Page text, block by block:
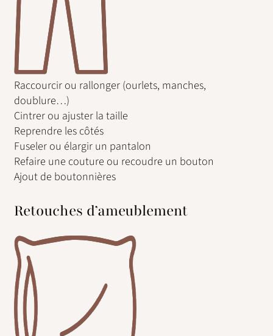
Raccourcir ou rallonger (ourlets, manches,
doublure…)
Cintrer ou ajuster la taille
Reprendre les côtés
Fuseler ou élargir un pantalon
Refaire une couture ou recoudre un bouton
Ajout de boutonnières
Retouches d’ameublement